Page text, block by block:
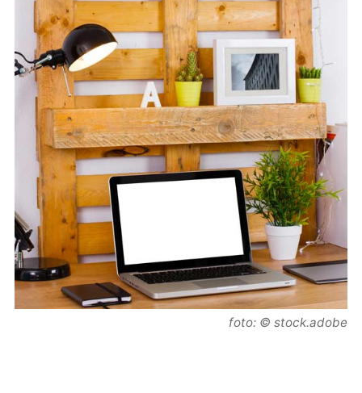
foto: © stock.adobe